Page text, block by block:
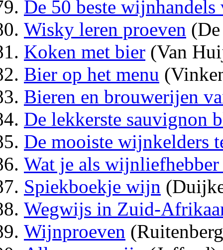
De 50 beste wijnhandels
Wisky leren proeven
Koken met bier (Van
Bier op het menu
Bieren en brouwerijen
De lekkerste sauvignon
De mooiste wijnkelders
Wat je als wijnliefhebber
Spiekboekje wijn
Wegwijs in Zuid-
Wijnproeven